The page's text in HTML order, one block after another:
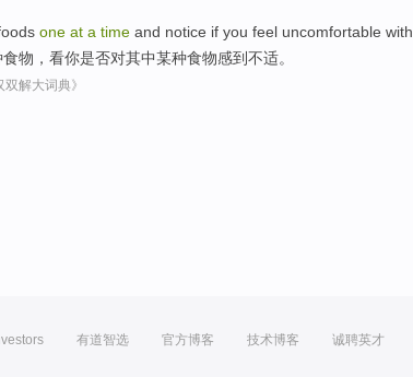
one at a time and notice if you feel uncomfortable with
食物 ，看你是否对其中某种食物感到不适。
双解大词典》
有道智选 官方博客 技术博客 诚聘英才